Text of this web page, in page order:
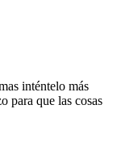
inténtelo más
para que las cosas